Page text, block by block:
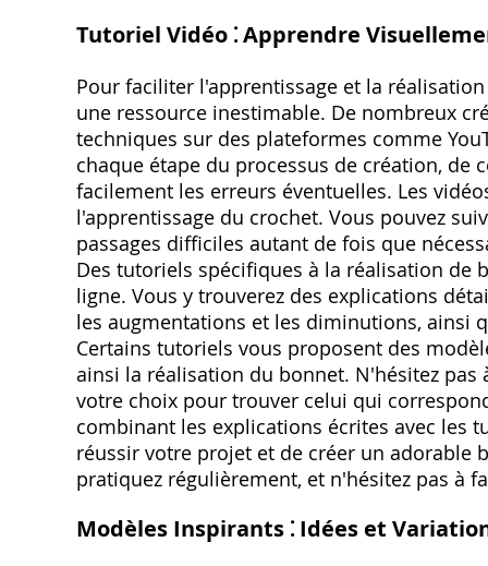
Tutoriel Vidéo ⁚ Apprendre
Pour faciliter l'apprentissage et la
une ressource inestimable. De nombreux
techniques sur des plateformes comme
chaque étape du processus de création, de
facilement les erreurs éventuelles. Les
l'apprentissage du crochet. Vous pouvez
passages difficiles autant de fois que
Des tutoriels spécifiques à la réalisation de
ligne. Vous y trouverez des explications
les augmentations et les diminutions, ainsi
Certains tutoriels vous proposent des
ainsi la réalisation du bonnet. N'hésitez
votre choix pour trouver celui qui
combinant les explications écrites avec les
réussir votre projet et de créer un adorable
pratiquez régulièrement, et n'hésitez pas à
Modèles Inspirants ⁚ Idées et